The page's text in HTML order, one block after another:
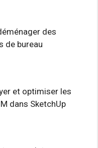
des
de bureau
et optimiser les
dans SketchUp